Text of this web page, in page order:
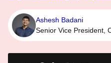
Ashesh Badani
Senior Vice President,